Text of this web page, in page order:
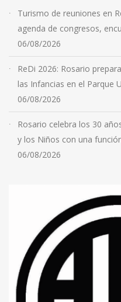
Turismo de reuniones en
agenda de congresos,
06/08/2026
ReDi 2026: Rosario
las Infancias en el Parque
06/08/2026
Rosario celebra los 30
y los Niños con una
06/08/2026